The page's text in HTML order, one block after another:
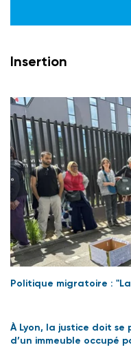
Insertion
Politique migratoire :
À Lyon, la justice doit se
d’un immeuble occupé